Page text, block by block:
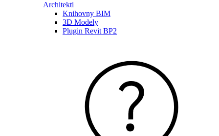
Architekti
Knihovny BIM
3D Modely
Plugin Revit BP2